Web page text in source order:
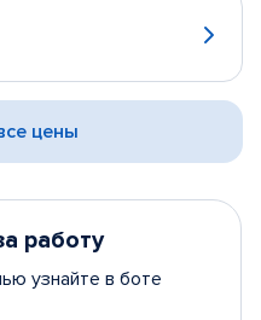
цены
работу
узнайте в боте